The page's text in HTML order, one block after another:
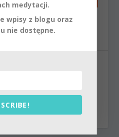
medytacji.
wpisy z blogu oraz
nie dostępne.